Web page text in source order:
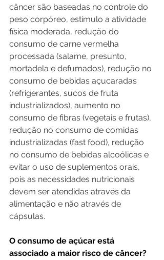
câncer são baseadas no controle do
peso corpóreo, estímulo a atividade
física moderada, redução do
consumo de carne vermelha
processada (salame, presunto,
mortadela e defumados), redução no
consumo de bebidas açucaradas
(refrigerantes, sucos de fruta
industrializados), aumento no
consumo de fibras (vegetais e frutas),
redução no consumo de comidas
industrializadas (fast food), redução
no consumo de bebidas alcoólicas e
evitar o uso de suplementos orais,
pois as necessidades nutricionais
devem ser atendidas através da
alimentação e não através de
cápsulas.
O consumo de açúcar está
associado a maior risco de câncer?